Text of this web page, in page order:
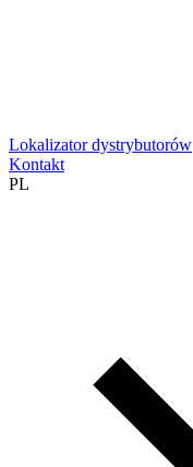
Lokalizator dystrybutorów
Kontakt
PL